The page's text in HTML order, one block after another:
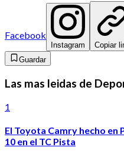
Facebook
Instagram
Copiar
Guardar
Las mas leidas de
1
El Toyota Camry hecho en
10 en el TC Pista